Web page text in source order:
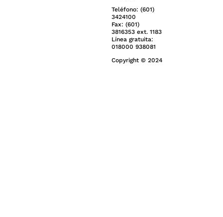
Teléfono: (601)
3424100
Fax: (601)
3816353 ext. 1183
Línea gratuita:
018000 938081
Copyright © 2024